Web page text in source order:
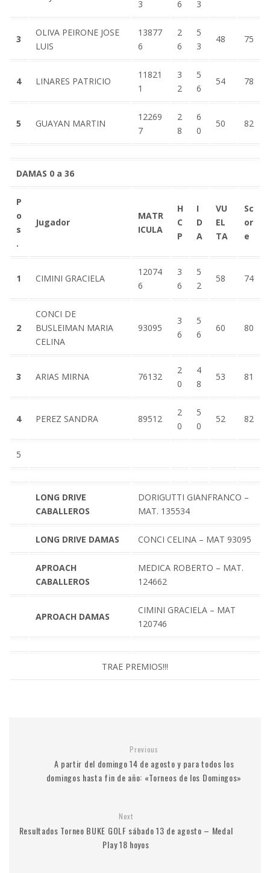
3 6 3
3
OLIVA PEIRONE JOSE
LUIS
13877
6
2
6
5
3
48 75
4 LINARES PATRICIO
11821
1
3
2
5
6
54 78
5 GUAYAN MARTIN
12269
7
2
8
6
0
50 82
DAMAS 0 a 36
P
o
s
.
Jugador
MATR
ICULA
H
C
P
I
D
A
VU
EL
TA
Sc
or
e
1 CIMINI GRACIELA
12074
6
3
6
5
2
58 74
2
CONCI DE
BUSLEIMAN MARIA
CELINA
93095
3
6
5
6
60 80
3 ARIAS MIRNA 76132
2
0
4
8
53 81
4 PEREZ SANDRA 89512
2
0
5
0
52 82
5
LONG DRIVE
CABALLEROS
DORIGUTTI GIANFRANCO –
MAT. 135534
LONG DRIVE DAMAS CONCI CELINA – MAT 93095
APROACH
CABALLEROS
MEDICA ROBERTO – MAT.
124662
APROACH DAMAS
CIMINI GRACIELA – MAT
120746
TRAE PREMIOS!!!
Previous
A partir del domingo 14 de agosto y para todos los
domingos hasta fin de año: «Torneos de los Domingos»
Next
Resultados Torneo BUKE GOLF sábado 13 de agosto – Medal
Play 18 hoyos